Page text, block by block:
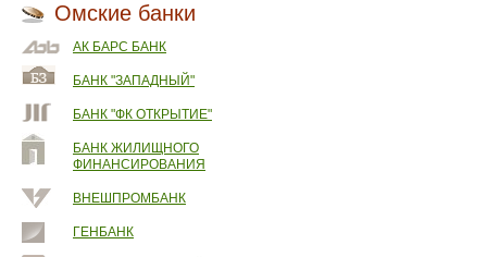
Омские банки
АК БАРС БАНК
БАНК "ЗАПАДНЫЙ"
БАНК "ФК ОТКРЫТИЕ"
БАНК ЖИЛИЩНОГО
ФИНАНСИРОВАНИЯ
ВНЕШПРОМБАНК
ГЕНБАНК